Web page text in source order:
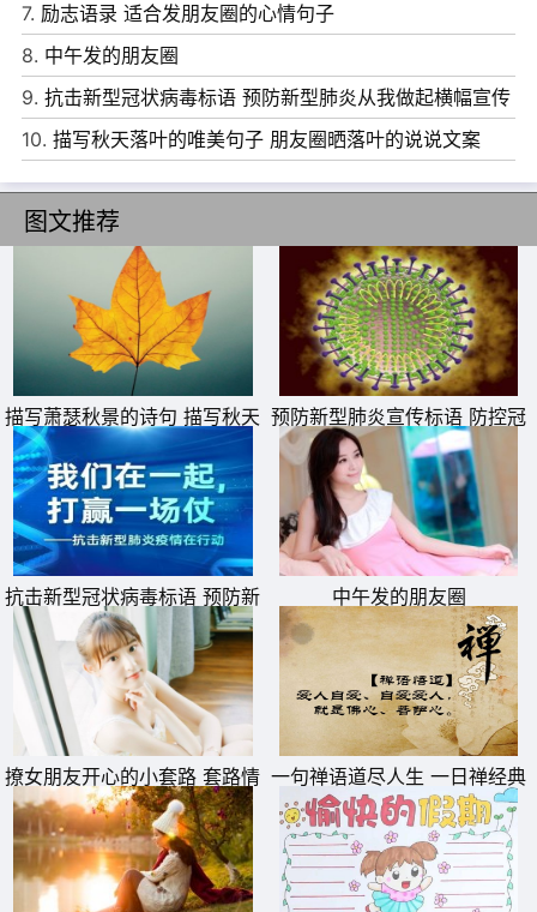
12、深知我者才久居我心，深知你者才能伤你无形。
13、你是我的小呀小苹果，喜欢你一定没错。
14、只是短暂的对白，却是刻骨的温柔。
15、我是一个不折不扣的大笨蛋，除了喜欢你，什么都做不
好。
7. 励志语录 适合发朋友圈的心情句子
8. 中午发的朋友圈
9. 抗击新型冠状病毒标语 预防新型肺炎从我做起横幅宣传
语
10. 描写秋天落叶的唯美句子 朋友圈晒落叶的说说文案
图文推荐
描写萧瑟秋景的诗句 描写秋天
萧瑟秋季的诗句
预防新型肺炎宣传标语 防控冠
状病毒疫情横幅警示标语
抗击新型冠状病毒标语 预防新
型肺炎从我做起横幅宣传语
中午发的朋友圈
撩女朋友开心的小套路 套路情
话大全一问一答
一句禅语道尽人生 一日禅经典
句子